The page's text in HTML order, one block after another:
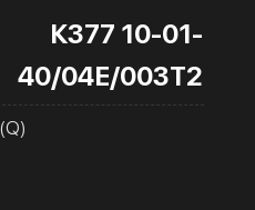
К377 10-01-
40/04Е/003Т2